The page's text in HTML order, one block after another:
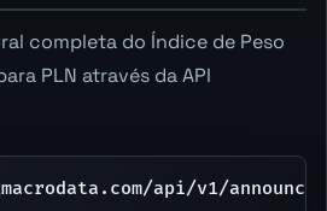
completa do Índice de Peso
PLN através da API
api/v1/